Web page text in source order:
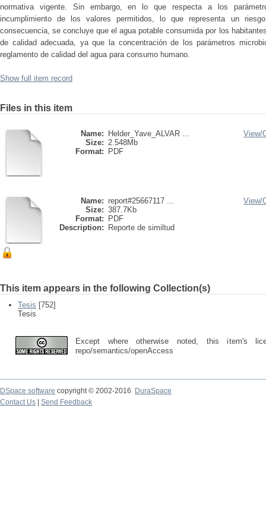
normativa vigente. Sin embargo, en lo que respecta a los
incumplimiento de los valores permitidos, lo que representa un
consecuencia, se concluye que el agua potable consumida por los
de calidad adecuada, ya que la concentración de los parámetros
reglamento de calidad del agua para consumo humano.
Show full item record
Files in this item
Name:
Helder_Yave_ALVAR ...
Size: 2.548Mb
Format:
PDF
View/
Name: report#25667117 ...
Size: 387.7Kb
Format:
PDF
Description:
Reporte de similtud
View/
This item appears in the following Collection(s)
Tesis [752]
Tesis
Except where otherwise noted, this item's
repo/semantics/openAccess
DSpace software copyright © 2002-2016
DuraSpace
Contact Us
Send Feedback